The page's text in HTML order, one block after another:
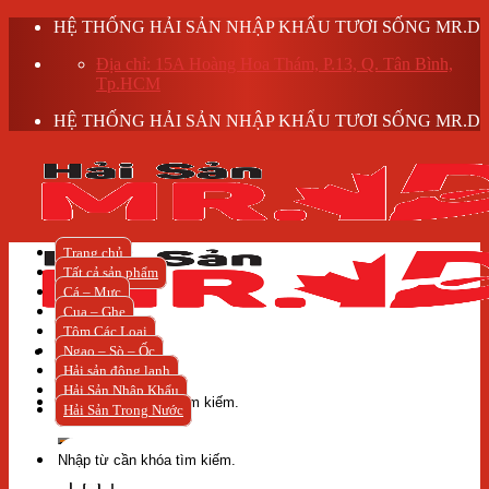
Skip
content
HỆ THỐNG HẢI SẢN NHẬP KHẨU TƯƠI SỐNG MR.D
Địa chỉ: 15A Hoàng Hoa Thám, P.13, Q. Tân Bình,
Tp.HCM
HỆ THỐNG HẢI SẢN NHẬP KHẨU TƯƠI SỐNG MR.D
Tìm
kiếm:
Trang chủ
Tất cả sản phẩm
Cá – Mực
Cua – Ghẹ
Tôm Các Loại
Ngao – Sò – Ốc
Hải sản đông lạnh
Hải Sản Nhập Khẩu
Hải Sản Trong Nước
Tìm
kiếm: